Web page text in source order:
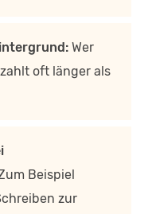
Wer
oft länger als
Beispiel
zur